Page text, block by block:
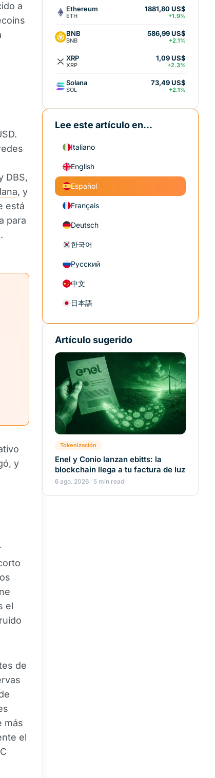
a
DBS,
, y
está
para
y
el
de
más
el
Ethereum
ETH
1881,80 US$
+1.9%
BNB
BNB
586,99 US$
+2.1%
XRP
XRP
1,09 US$
+2.3%
Solana
SOL
73,49 US$
+2.1%
Lee este artículo en...
Italiano
English
Español
Français
Deutsch
한국어
Русский
中文
日本語
Artículo sugerido
Tokenización
Enel y Conio lanzan ebitts: la
blockchain llega a tu factura de luz
6 ago. 2026 · 5 min read